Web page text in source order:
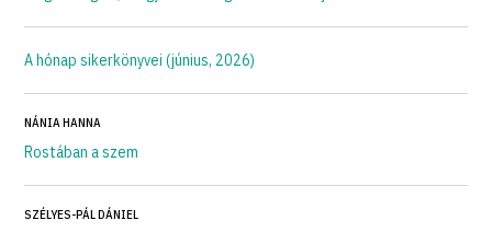
A hónap sikerkönyvei (június, 2026)
NÁNIA HANNA
Rostában a szem
SZÉLYES-PÁL DÁNIEL